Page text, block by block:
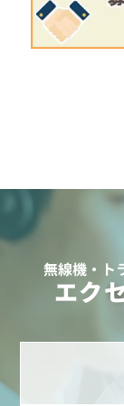
無線機・ト
エク